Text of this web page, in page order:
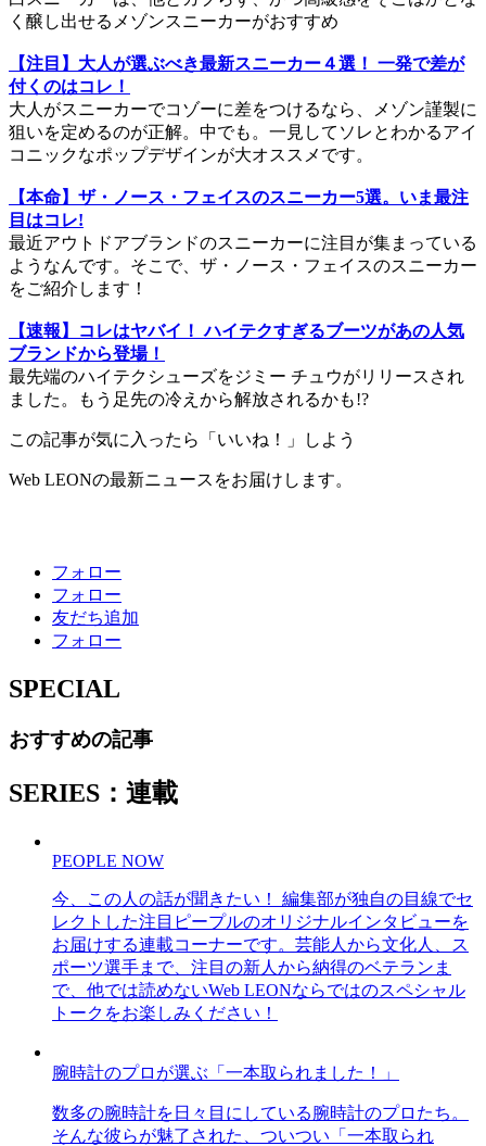
く醸し出せるメゾンスニーカーがおすすめ
【注目】大人が選ぶべき最新スニーカー４選！ 一発で差が
付くのはコレ！
大人がスニーカーでコゾーに差をつけるなら、メゾン謹製に
狙いを定めるのが正解。中でも。一見してソレとわかるアイ
コニックなポップデザインが大オススメです。
【本命】ザ・ノース・フェイスのスニーカー5選。いま最注
目はコレ!
最近アウトドアブランドのスニーカーに注目が集まっている
ようなんです。そこで、ザ・ノース・フェイスのスニーカー
をご紹介します！
【速報】コレはヤバイ！ ハイテクすぎるブーツがあの人気
ブランドから登場！
最先端のハイテクシューズをジミー チュウがリリースされ
ました。もう足先の冷えから解放されるかも!?
この記事が気に入ったら「いいね！」しよう
Web LEONの最新ニュースをお届けします。
フォロー
フォロー
友だち追加
フォロー
SPECIAL
おすすめの記事
SERIES：連載
PEOPLE NOW
今、この人の話が聞きたい！ 編集部が独自の目線でセ
レクトした注目ピープルのオリジナルインタビューを
お届けする連載コーナーです。芸能人から文化人、ス
ポーツ選手まで、注目の新人から納得のベテランま
で、他では読めないWeb LEONならではのスペシャル
トークをお楽しみください！
腕時計のプロが選ぶ「一本取られました！」
数多の腕時計を日々目にしている腕時計のプロたち。
そんな彼らが魅了された、ついつい「一本取られ